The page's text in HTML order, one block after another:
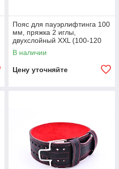
Пояс для пауэрлифтинга 100
мм, пряжка 2 иглы,
двухслойный XXL (100-120
см)
В наличии
Цену уточняйте